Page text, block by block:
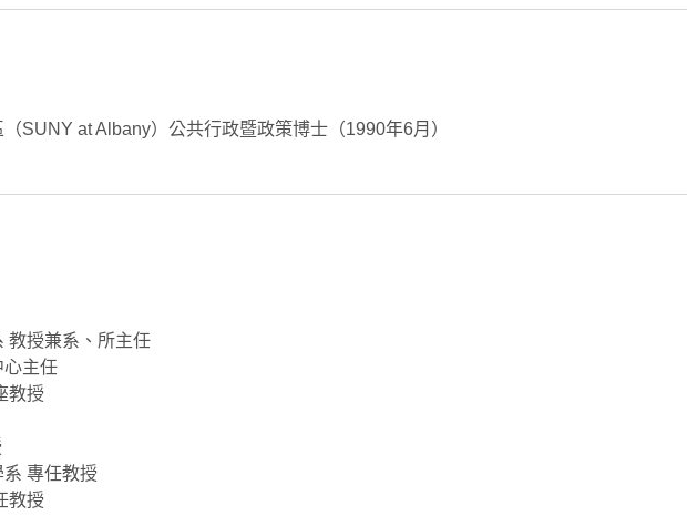
SUNY at Albany）公共行政暨政策博士（1990年6月）
教授兼系、所主任
心主任
教授
專任教授
教授